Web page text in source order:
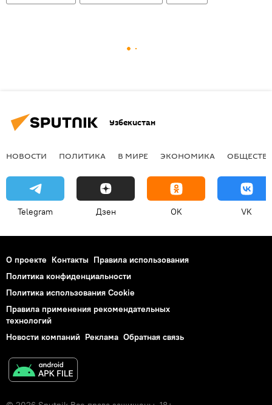
Узбекистан
НОВОСТИ ПОЛИТИКА В МИРЕ ЭКОНОМИКА
Telegram Дзен OK VK
О проекте Контакты Правила использования
Политика конфиденциальности
Политика использования Cookie
Правила применения рекомендательных
технологий
Новости компаний Реклама Обратная связь